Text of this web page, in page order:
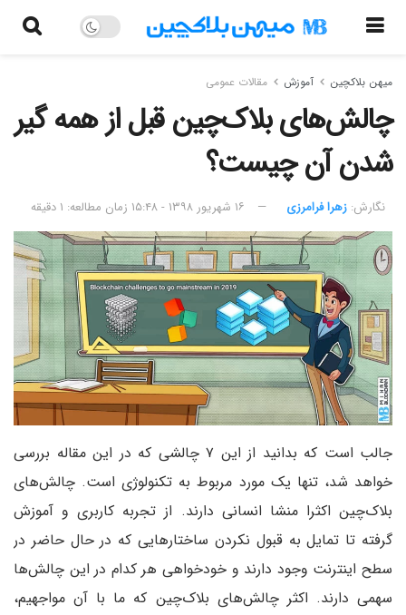
میهن بلاکچین آموزش مقالات عمومی
چالش‌های بلاک‌چین‌ قبل از همه گیر
شدن آن چیست؟
نگارش:‌ زهرا فرامرزی ۱۶ شهریور ۱۳۹۸ - ۱۵:۴۸ زمان مطالعه: ۱ دقیقه
جالب است که بدانید از این ۷ چالشی که در این مقاله بررسی
خواهد شد، تنها یک مورد مربوط به تکنولوژی است. چالش‌های
بلاک‌چین‌ اکثرا منشا انسانی دارند. از تجربه کاربری و آموزش
گرفته تا تمایل به قبول نکردن ساختارهایی که در حال حاضر در
سطح اینترنت وجود دارند و خودخواهی هر کدام در این چالش‌ها
سهمی دارند. اکثر چالش‌های بلاک‌چین‌ که ما با آن مواجهیم،